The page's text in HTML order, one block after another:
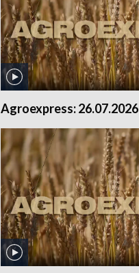
Agroexpress: 26.07.2026